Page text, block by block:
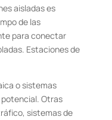
aisladas es
de las
para conectar
Estaciones de
o sistemas
Otras
sistemas de